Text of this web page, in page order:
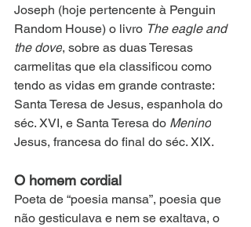
Joseph (hoje pertencente à Penguin
Random House) o livro The eagle and
the dove, sobre as duas Teresas
carmelitas que ela classificou como
tendo as vidas em grande contraste:
Santa Teresa de Jesus, espanhola do
séc. XVI, e Santa Teresa do Menino
Jesus, francesa do final do séc. XIX.
O homem cordial
Poeta de “poesia mansa”, poesia que
não gesticulava e nem se exaltava, o